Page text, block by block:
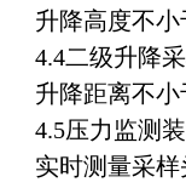
升降高度不小
4.4二级升降
升降距离不小
4.5压力监测
实时测量采